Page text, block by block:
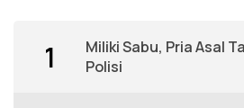
1
Miliki Sabu, Pria Asal
Polisi